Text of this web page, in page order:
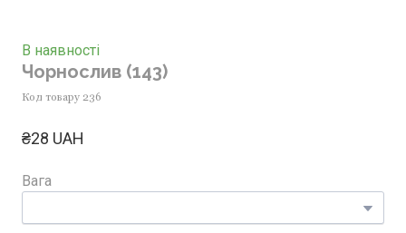
В наявності
Чорнослив (143)
Код товару 236
₴28 UAH
Вага